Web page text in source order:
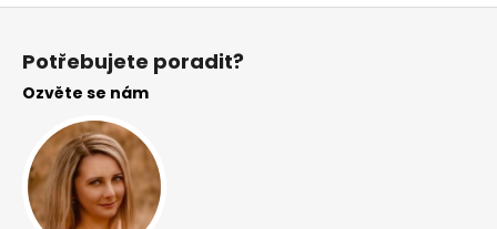
Z
Potřebujete poradit?
Ozvěte se nám